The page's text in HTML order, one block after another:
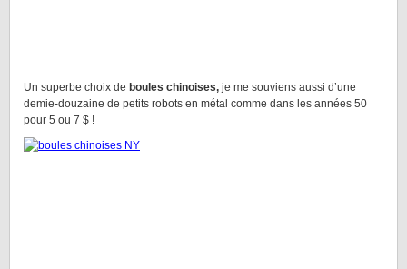
Un superbe choix de boules chinoises, je me souviens aussi d’une
demie-douzaine de petits robots en métal comme dans les années 50
pour 5 ou 7 $ !